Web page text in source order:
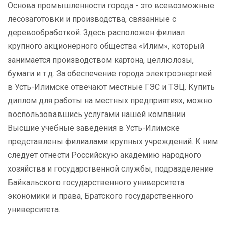
Основа промышленности города - это всевозможные
лесозаготовки и производства, связанные с
деревообработкой. Здесь расположен филиал
крупного акционерного общества «Илим», который
занимается производством картона, целлюлозы,
бумаги и т.д. За обеспечение города электроэнергией
в Усть-Илимске отвечают местные ГЭС и ТЭЦ. Купить
диплом для работы на местных предприятиях, можно
воспользовавшись услугами нашей компании.
Высшие учебные заведения в Усть-Илимске
представлены филиалами крупных учреждений. К ним
следует отнести Российскую академию народного
хозяйства и государственной службы, подразделение
Байкальского государственного университета
экономики и права, Братского государственного
университета.